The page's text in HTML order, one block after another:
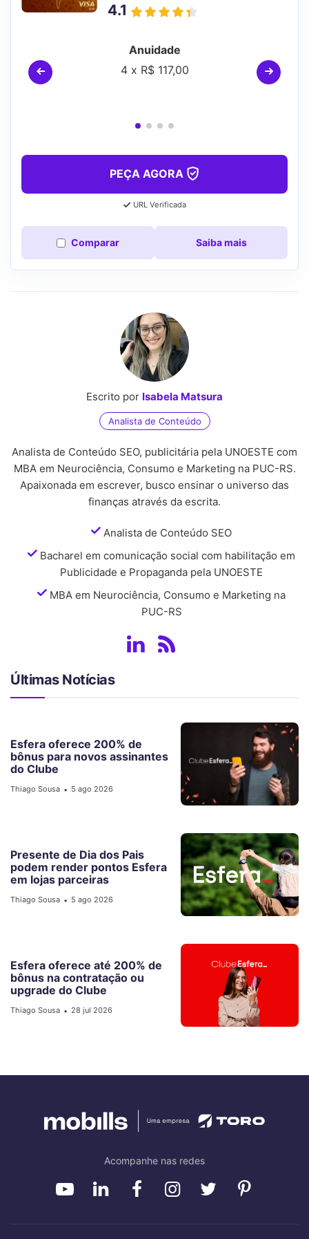
4.1
Anuidade
4 x R$ 117,00
PEÇA AGORA
URL Verificada
Comparar Saiba mais
Escrito por Isabela Matsura
Analista de Conteúdo
Analista de Conteúdo SEO, publicitária pela UNOESTE com
MBA em Neurociência, Consumo e Marketing na PUC-RS.
Apaixonada em escrever, busco ensinar o universo das
finanças através da escrita.
Analista de Conteúdo SEO
Bacharel em comunicação social com habilitação em
Publicidade e Propaganda pela UNOESTE
MBA em Neurociência, Consumo e Marketing na
PUC-RS
Últimas Notícias
Esfera oferece 200% de
bônus para novos assinantes
do Clube
Thiago Sousa • 5 ago 2026
Presente de Dia dos Pais
podem render pontos Esfera
em lojas parceiras
Thiago Sousa • 5 ago 2026
Esfera oferece até 200% de
bônus na contratação ou
upgrade do Clube
Thiago Sousa • 28 jul 2026
Acompanhe nas redes